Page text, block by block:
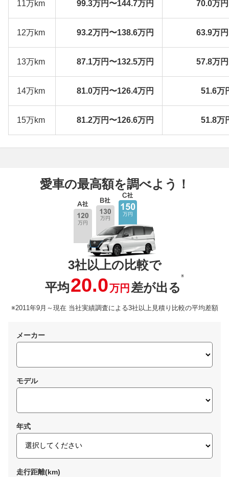
11万km 99.3万円〜144.7万円 70.0万
12万km 93.2万円〜138.6万円 63.9万
13万km 87.1万円〜132.5万円 57.8万
14万km 81.0万円〜126.4万円 51.6万
15万km 81.2万円〜126.6万円 51.8万
愛車の最高額を調べよう！
3社以上の比較で
平均20.0万円 差が出る
※
※2011年9月～現在 当社実績調査による3社以上見積り比較の平均差額
メーカー
モデル
年式
走行距離(km)